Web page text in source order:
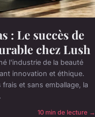
: Le succès de
chez Lush
l'industrie de la beauté
innovation et éthique.
et sans emballage, la
10 min de lecture →